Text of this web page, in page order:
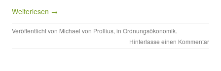
Weiterlesen →
Veröffentlicht von Michael von Prollius, in Ordnungsökonomik.
Hinterlasse einen Kommentar